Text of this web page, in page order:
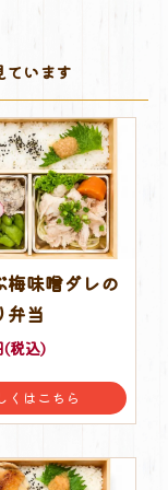
ています
梅味噌ダレの
弁当
(税込)
くはこちら